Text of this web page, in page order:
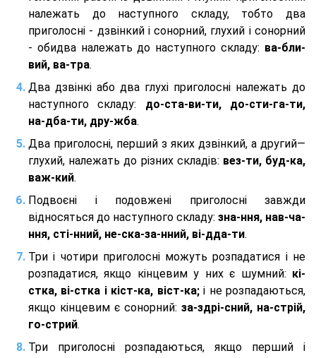
належать до наступного складу, тобто два
приголосні - дзвінкий і сонорний, глухий і сонорний
- обидва належать до наступного складу: ва-бли-
вий, ва-тра.
Два дзвінкі або два глухі приголосні належать до
наступного складу: до-ста-ви-ти, до-сти-га-ти,
на-дба-ти, дру-жба.
Два приголосні, перший з яких дзвінкий, а другий—
глухий, належать до різних складів: вез-ти, буд-ка,
важ-кий.
Подвоєні і подовжені приголосні завжди
відносяться до наступного складу: зна-ння, нав-ча-
ння, сті-нний, не-ска-за-нний, ві-дда-ти.
Три і чотири приголосні можуть розпадатися і не
розпадатися, якщо кінцевим у них є шумний: кі-
стка, ві-стка і кіст-ка, віст-ка;і не розпадаються,
якщо кінцевим є сонорний: за-здрі-сний, на-стрій,
го-стрий.
Три приголосні розпадаються, якщо перший і